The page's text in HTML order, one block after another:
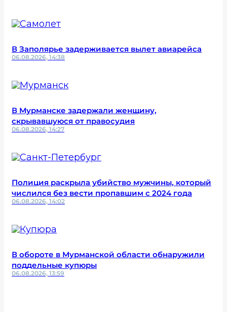
В Заполярье задерживается вылет авиарейса
06.08.2026, 14:38
В Мурманске задержали женщину,
скрывавшуюся от правосудия
06.08.2026, 14:27
Полиция раскрыла убийство мужчины, который
числился без вести пропавшим с 2024 года
06.08.2026, 14:02
В обороте в Мурманской области обнаружили
поддельные купюры
06.08.2026, 13:59